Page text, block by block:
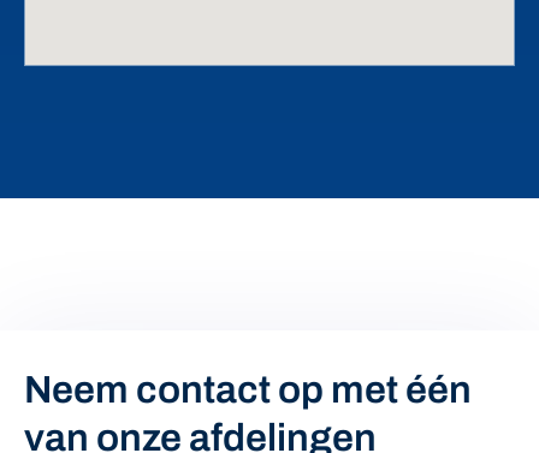
Neem contact op met één
van onze afdelingen